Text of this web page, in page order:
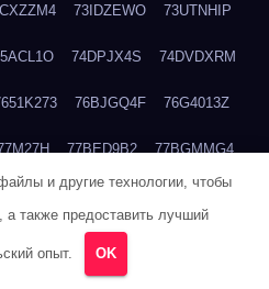
73IDZEWO 73UTNHIP
74DPJX4S 74DVDXRM
76BJGQ4F 76G4013Z
77BED9B2 77BGMMG4
78Q29S80
и другие технологии, чтобы
а также предоставить лучший
опыт. OK